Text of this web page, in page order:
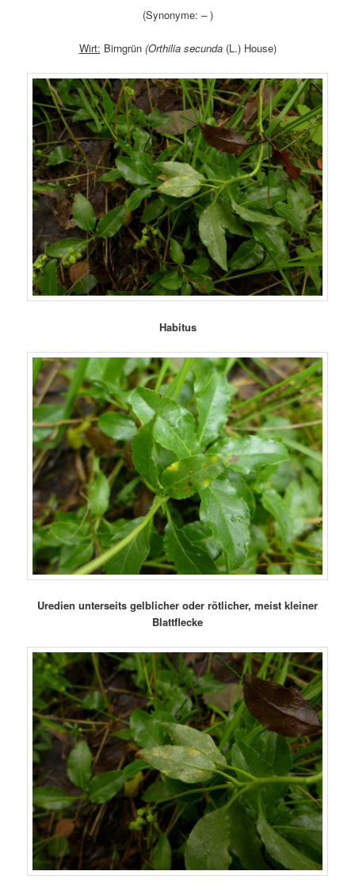
(Synonyme: –)
Wirt: Birngrün (Orthilia secunda(L.) House)
Habitus
Uredien unterseits gelblicher oder rötlicher, meist kleiner
Blattflecke